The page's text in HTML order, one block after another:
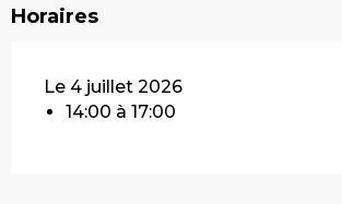
Horaires
Le 4 juillet 2026
14:00 à 17:00